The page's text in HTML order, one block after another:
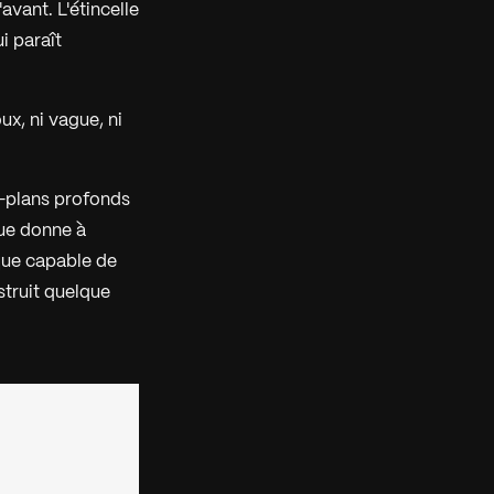
L'étincelle
paraît
ni vague, ni
plans profonds
donne à
capable de
quelque